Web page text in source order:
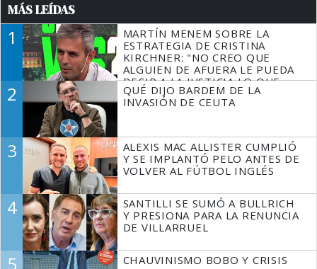
MÁS LEÍDAS
1
MARTÍN MENEM SOBRE LA
ESTRATEGIA DE CRISTINA
KIRCHNER: "NO CREO QUE
ALGUIEN DE AFUERA LE PUEDA
DECIR A LA JUSTICIA LO QUE
TIENE QUE HACER"
2
QUÉ DIJO BARDEM DE LA
INVASIÓN DE CEUTA
3
ALEXIS MAC ALLISTER CUMPLIÓ
Y SE IMPLANTÓ PELO ANTES DE
VOLVER AL FÚTBOL INGLÉS
4
SANTILLI SE SUMÓ A BULLRICH
Y PRESIONA PARA LA RENUNCIA
DE VILLARRUEL
5
CHAUVINISMO BOBO Y CRISIS